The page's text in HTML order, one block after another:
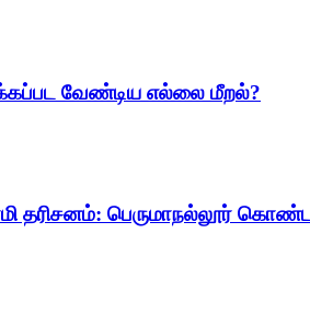
வேண்டிய எல்லை மீறல்?
தரிசனம்: பெருமாநல்லூர்